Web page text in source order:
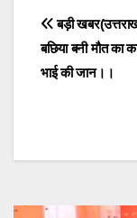
Post
बड़ी
बछिया बनी मौत का
भाई की जान।।